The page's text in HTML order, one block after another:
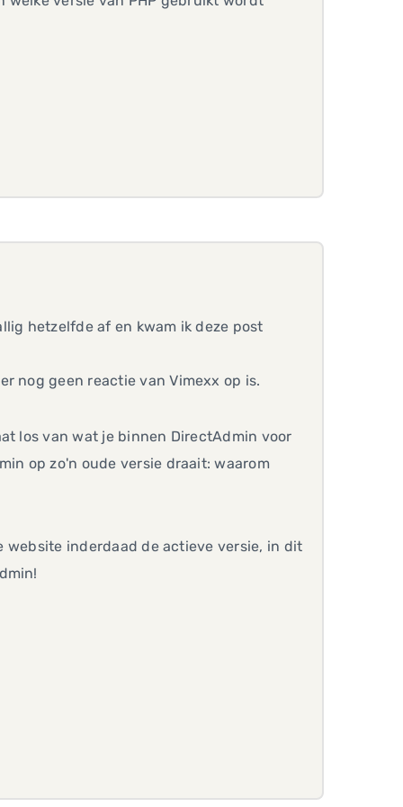
hetzelfde af en kwam ik deze post
nog geen reactie van Vimexx op is.
los van wat je binnen DirectAdmin voor
op zo'n oude versie draait: waarom
website inderdaad de actieve versie, in dit